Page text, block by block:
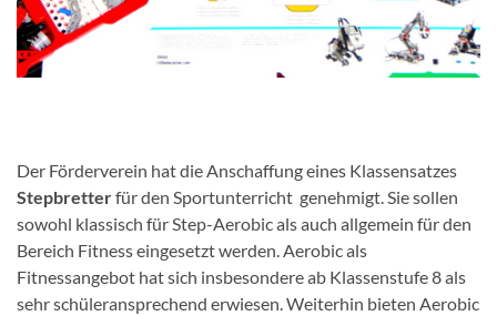
Der Förderverein hat die Anschaffung eines Klassensatzes
Stepbretterfür den Sportunterricht genehmigt. Sie sollen
sowohl klassisch für Step-Aerobic als auch allgemein für den
Bereich Fitness eingesetzt werden. Aerobic als
Fitnessangebot hat sich insbesondere ab Klassenstufe 8 als
sehr schüleransprechend erwiesen. Weiterhin bieten Aerobic